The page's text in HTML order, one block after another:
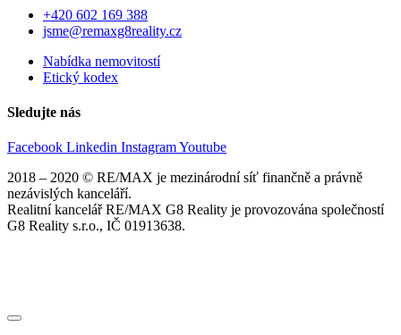
+420 602 169 388
jsme@remaxg8reality.cz
Nabídka nemovitostí
Etický kodex
Sledujte nás
Facebook Linkedin InstagramYoutube
2018 – 2020 © RE/MAX je mezinárodní síť finančně a právně
nezávislých kanceláří.
Realitní kancelář RE/MAX G8 Reality je provozována společností
G8 Reality s.r.o., IČ 01913638.